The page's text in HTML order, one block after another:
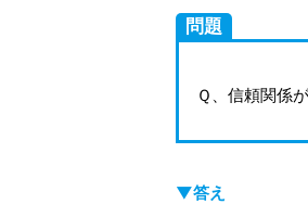
問題
Ｑ、信頼関係
▼答え